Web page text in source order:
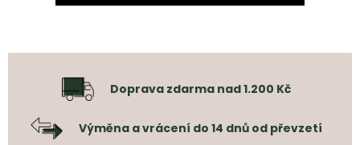
Doprava zdarma nad 1.200 Kč
Výměna a vrácení do 14 dnů od převzetí